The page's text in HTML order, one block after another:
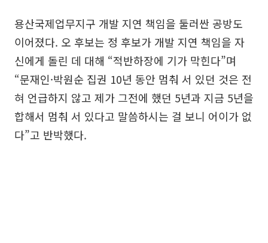
용산국제업무지구 개발 지연 책임을 둘러싼 공방도
이어졌다. 오 후보는 정 후보가 개발 지연 책임을 자
신에게 돌린 데 대해 “적반하장에 기가 막힌다”며
“문재인·박원순 집권 10년 동안 멈춰 서 있던 것은 전
혀 언급하지 않고 제가 그전에 했던 5년과 지금 5년을
합해서 멈춰 서 있다고 말씀하시는 걸 보니 어이가 없
다”고 반박했다.